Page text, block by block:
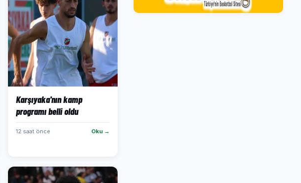
Karşıyaka'nın kamp
programı belli oldu
12 saat önce Oku →